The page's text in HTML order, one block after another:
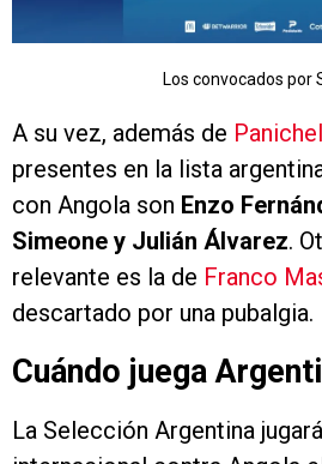
Los convocados por
A su vez, además de
presentes en la lista
con Angola son Enzo
Simeone y Julián Álvarez.
relevante es la de Franco
descartado por una pubalgia.
Cuándo juega
La Selección Argentina